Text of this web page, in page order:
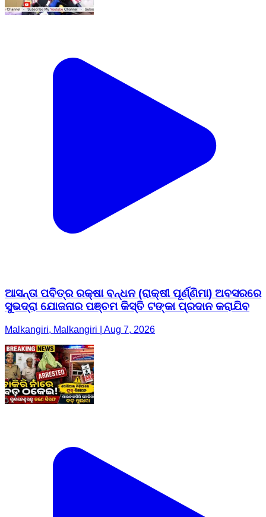
ଆସନ୍ତା ପବିତ୍ର ରକ୍ଷା ବନ୍ଧନ (ରାକ୍ଷୀ ପୂର୍ଣ୍ଣିମା) ଅବସରରେ
ସୁଭଦ୍ରା ଯୋଜନାର ପଞ୍ଚମ କିସ୍ତି ଟଙ୍କା ପ୍ରଦାନ କରାଯିବ
Malkangiri, Malkangiri | Aug 7, 2026